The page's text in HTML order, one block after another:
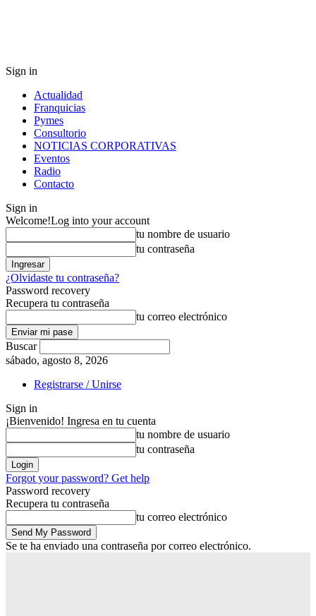
Sign in
Actualidad
Franquicias
Pymes
Consultorio
NOTICIAS CORPORATIVAS
Eventos
Radio
Contacto
Sign in
Welcome!Log into your account
tu nombre de usuario
tu contraseña
¿Olvidaste tu contraseña?
Password recovery
Recupera tu contraseña
tu correo electrónico
Buscar
sábado, agosto 8, 2026
Registrarse / Unirse
Sign in
¡Bienvenido! Ingresa en tu cuenta
tu nombre de usuario
tu contraseña
Forgot your password? Get help
Password recovery
Recupera tu contraseña
tu correo electrónico
Se te ha enviado una contraseña por correo electrónico.